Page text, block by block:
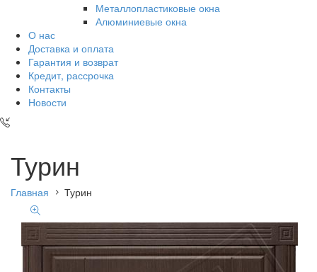
Металлопластиковые окна
Алюминиевые окна
О нас
Доставка и оплата
Гарантия и возврат
Кредит, рассрочка
Контакты
Новости
Турин
Главная Турин